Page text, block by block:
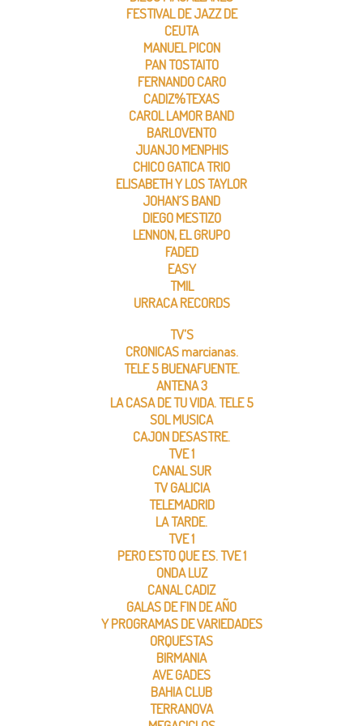
FESTIVAL DE JAZZ DE
CEUTA
MANUEL PICON
PAN TOSTAITO
FERNANDO CARO
CADIZ%TEXAS
CAROL LAMOR BAND
BARLOVENTO
JUANJO MENPHIS
CHICO GATICA TRIO
ELISABETH Y LOS TAYLOR
JOHAN´S BAND
DIEGO MESTIZO
LENNON, EL GRUPO
FADED
EASY
TMIL
URRACA RECORDS
TV’S
CRONICAS marcianas.
TELE 5 BUENAFUENTE.
ANTENA 3
LA CASA DE TU VIDA. TELE 5
SOL MUSICA
CAJON DESASTRE.
TVE 1
CANAL SUR
TV GALICIA
TELEMADRID
LA TARDE.
TVE 1
PERO ESTO QUE ES. TVE 1
ONDA LUZ
CANAL CADIZ
GALAS DE FIN DE AÑO
Y PROGRAMAS DE VARIEDADES
ORQUESTAS
BIRMANIA
AVE GADES
BAHIA CLUB
TERRANOVA